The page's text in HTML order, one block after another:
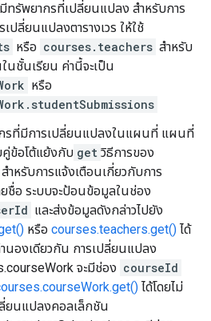
รัพยากรที่เปลี่ยนแปลง สำหรับการ
ปลี่ยนแปลงตารางเวร ให้ใช้
หรือ courses.teachers สำหรับ
นชั้นเรียน ค่านี้จะเป็น
หรือ
รที่มีการเปลี่ยนแปลงในแผนที่ แผนที่
ข้อโต้แย้งกับ get วิธีการของ
ำหรับการแจ้งเตือนเกี่ยวกับการ
อ ระบบจะป้อนข้อมูลในช่อง
และส่งข้อมูลดังกล่าวไปยัง
หรือ courses.teachers.get() ได้
นองเดียวกัน การเปลี่ยนแปลง
จะมีช่อง courseId
ได้โดยไม่
ยนแปลงคอลเล็กชัน